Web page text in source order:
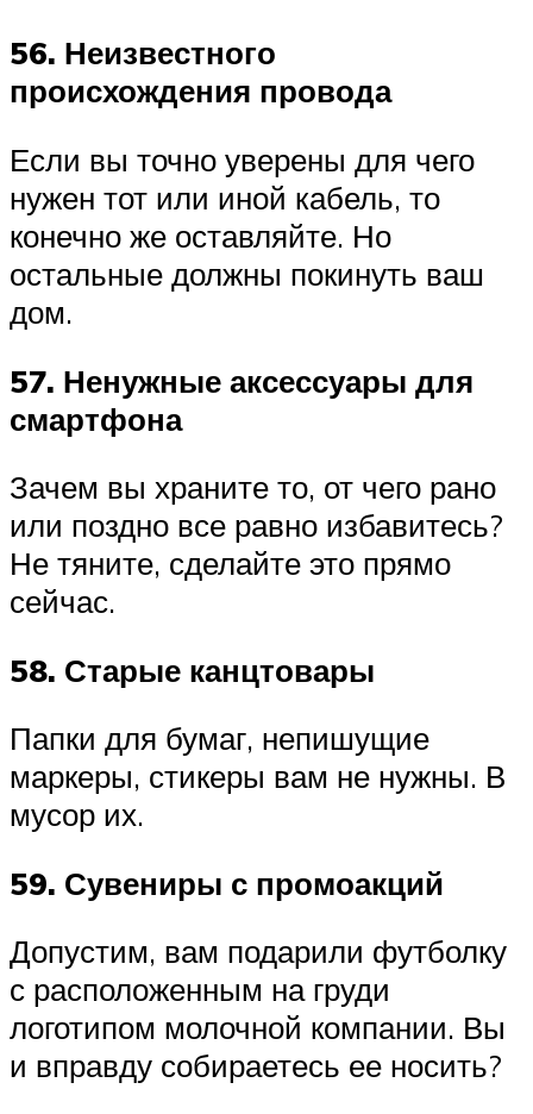
56. Неизвестного
происхождения провода
Если вы точно уверены для чего
нужен тот или иной кабель, то
конечно же оставляйте. Но
остальные должны покинуть ваш
дом.
57. Ненужные аксессуары для
смартфона
Зачем вы храните то, от чего рано
или поздно все равно избавитесь?
Не тяните, сделайте это прямо
сейчас.
58. Старые канцтовары
Папки для бумаг, непишущие
маркеры, стикеры вам не нужны. В
мусор их.
59. Сувениры с промоакций
Допустим, вам подарили футболку
с расположенным на груди
логотипом молочной компании. Вы
и вправду собираетесь ее носить?